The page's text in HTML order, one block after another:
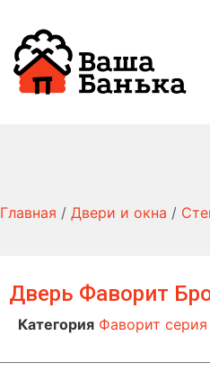
Главная / Двери и окна /
Дверь Фаворит
Категория Фаворит серия